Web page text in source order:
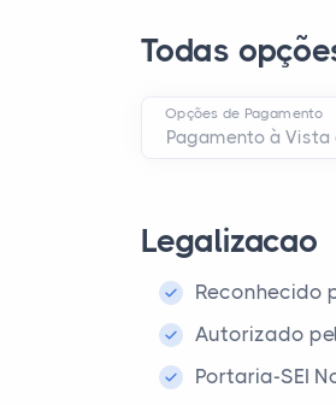
Todas
Opções de Pagamento
Legalizacao
Reconhecido
Autorizado
Portaria-SEI